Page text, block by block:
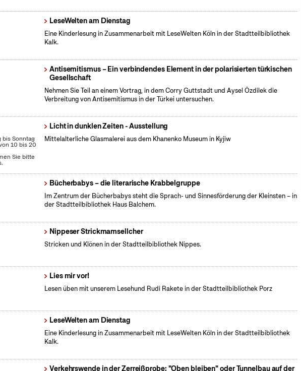
LeseWelten am Dienstag
Eine Kinderlesung in Zusammenarbeit mit LeseWelten Köln in der Stadtteilbibliothek
Kalk.
Antisemitismus – Ein verbindendes Element in der polarisierten türkischen
Gesellschaft
Nehmen Sie Teil an einem Vortrag, in dem Corry Guttstadt und Aysel Özdilek die
Verbreitung von Antisemitismus in der Türkei untersuchen.
bis Sonntag
10 bis 20
Sie bitte
Licht in dunklen Zeiten - Ausstellung
Mittelalterliche Glasmalerei aus dem Khanenko Museum in Kyjiw
Bücherbabys – die literarische Krabbelgruppe
Im Zentrum der Bücherbabys steht die Sprach- und Sinnesförderung der Kleinsten – in
der Stadtteilbibliothek Haus Balchem.
Nippeser Strickmamsellcher
Stricken und Klönen in der Stadtteilbibliothek Nippes.
Lies mir vor!
Lesen üben mit unserem Lesehund Rudi Rakete in der Stadtteilbibliothek Porz
LeseWelten am Dienstag
Eine Kinderlesung in Zusammenarbeit mit LeseWelten Köln in der Stadtteilbibliothek
Kalk.
Verkehrswende in der Zerreißprobe: "Oben bleiben" oder Tunnelbau auf der